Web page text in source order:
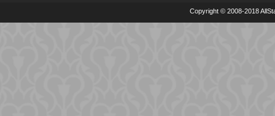
Copyright © 2008-2018